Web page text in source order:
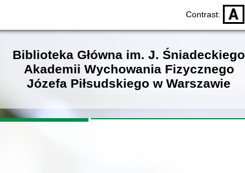
Contrast: D
Biblioteka Główna im. J. Śniadeckiego
Akademii Wychowania Fizycznego
Józefa Piłsudskiego w Warszawie